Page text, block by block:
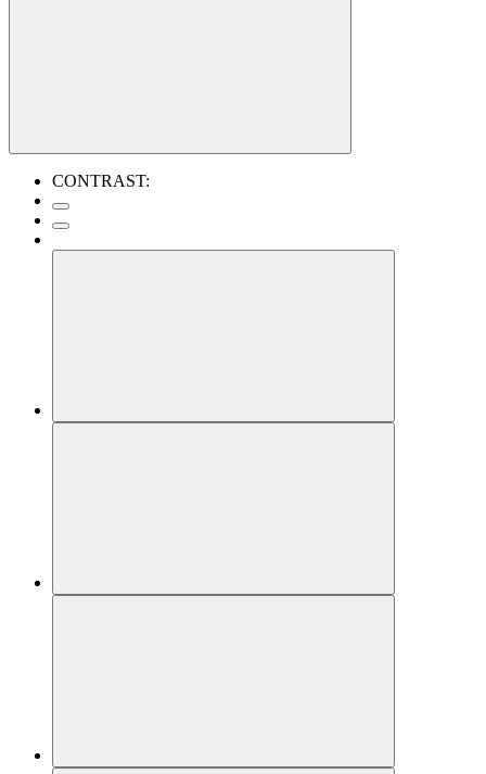
CONTRAST: